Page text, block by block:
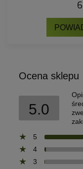
Ocena sklepu
5.0
5
4
3